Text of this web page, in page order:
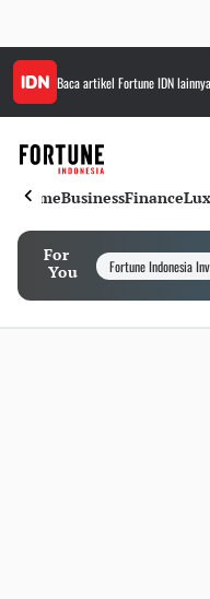
Baca artikel Fortune IDN
HomeBusinessFinance
For
You
Fortune Indonesia